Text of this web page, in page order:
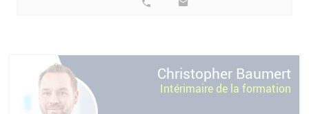
Christopher Baumert
Intérimaire de la formation